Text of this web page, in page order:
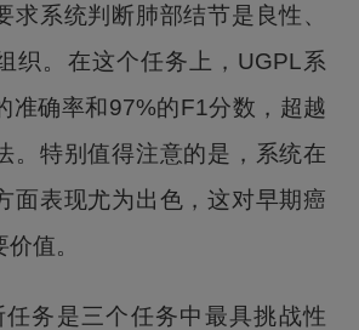
求系统判断肺部结节是良性、
织。在这个任务上，UGPL系
准确率和97%的F1分数，超越
。特别值得注意的是，系统在
面表现尤为出色，这对早期癌
值。
任务是三个任务中最具挑战性